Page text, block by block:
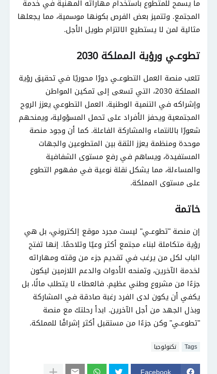
ما يسمح للمتطوع باستخدام مهاراته المهنية في خدمة
المجتمع. وتتميز بعض الفرص بكونها موسمية، مما يجعلها
مثالية لمن لا يستطيع الالتزام طويل الأجل.
تطوعـي ورؤية المملكة 2030
تلعب منصة العمل التطوعـي دورًا محوريًا في تحقيق رؤية
المملكة 2030، التي تسعى إلى تمكين المواطن
وإشراكه في التنمية الوطنية. العمل التطوعي يعزز الروح
المجتمعية ويحفز الأفراد على تحمل المسؤولية، ويمنحهم
شعورًا بالانتماء والمشاركة الفاعلة. كما أن وجود منصة
موحدة ومنظمة يعزز الثقة بين المتطوعين والجهات
المستفيدة، ويساهم في رفع مستوى الشفافية
والمساءلة، مما يشكل نقلة نوعية في مفهوم التطوع
على مستوى المملكة.
خاتمة
إن منصة "تطوعـي" ليست مجرد موقع إلكتروني، بل هي
رؤية متكاملة لبناء مجتمع أكثر وعيًا وتلاحمًا. إنها تفتح
الباب لكل من يرغب في تقديم جزء من وقته ومهاراته
لخدمة الآخرين، وتمنحه الأدوات والدعم اللازمين ليكون
جزءًا من مشروع وطني عظيم. فالعطاء لا يتطلب مالًا، بل
يكفي أن يكون لدى الفرد رغبة صادقة في المشاركة
وبذل الجهد من أجل الآخرين. ابدأ رحلتك مع منصة
"تطوعـي" وكن جزءًا من مستقبل أكثر إشراقًا للمملكة.
Tags تكنولوجيا